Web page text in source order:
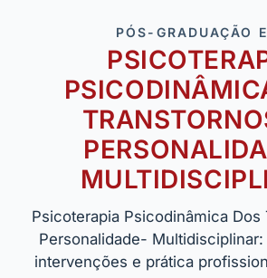
PÓS-GRADUAÇÃO
Psicoterapia Psicodinâmica Dos
Personalidade-
intervenções e prática